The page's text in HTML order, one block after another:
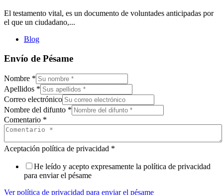
El testamento vital, es un documento de voluntades anticipadas por
el que un ciudadano,...
Blog
Envío de Pésame
Nombre *
Apellidos *
Correo electrónico
Nombre del difunto *
Comentario *
Aceptación política de privacidad *
He leído y acepto expresamente la política de privacidad
para enviar el pésame
Ver política de privacidad para enviar el pésame